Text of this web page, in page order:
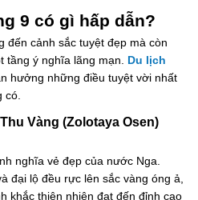
9 có gì hấp dẫn?
đến cảnh sắc tuyệt đẹp mà còn
tầng ý nghĩa lãng mạn. Du lịch
hưởng những điều tuyệt vời nhất
có.
Vàng (Zolotaya Osen)
nghĩa vẻ đẹp của nước Nga.
đại lộ đều rực lên sắc vàng óng ả,
khắc thiên nhiên đạt đến đỉnh cao